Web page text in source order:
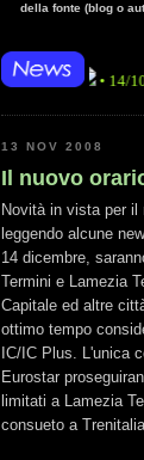
della fonte (blog o
• 14/10/14 • La
13 NOV 2008
Il nuovo
Novità in vista per il
leggendo alcune
14 dicembre,
Termini e Lamezia
Capitale ed altre
ottimo tempo
IC/IC Plus. L'unica
Eurostar
limitati a Lamezia
consueto a